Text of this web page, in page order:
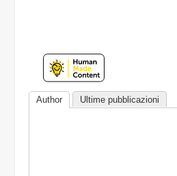
Author Ultime pubblicazioni